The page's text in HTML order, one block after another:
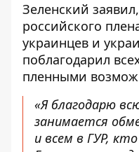
Зеленский
российского
украинцев и
поблагодарил
пленными
«Я благодарю
занимается
и всем в ГУР,